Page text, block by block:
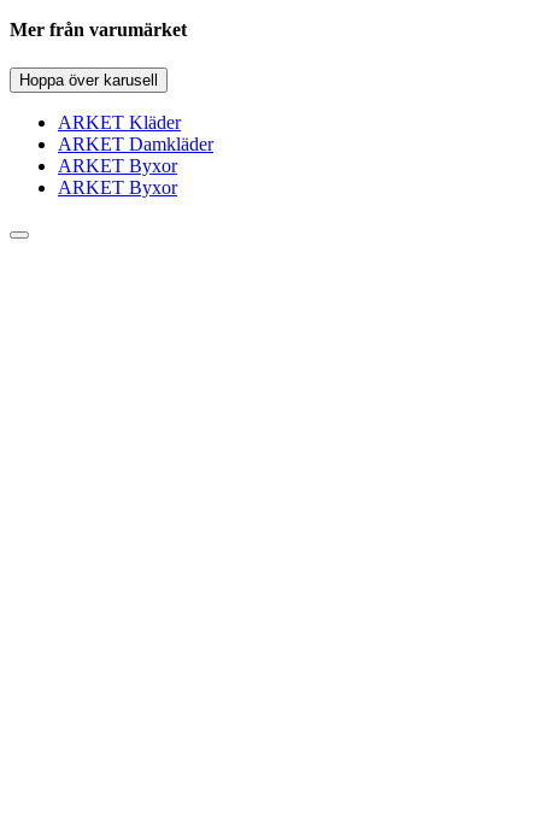
Mer från varumärket
Hoppa över karusell
ARKET Kläder
ARKET Damkläder
ARKET Byxor
ARKET Byxor